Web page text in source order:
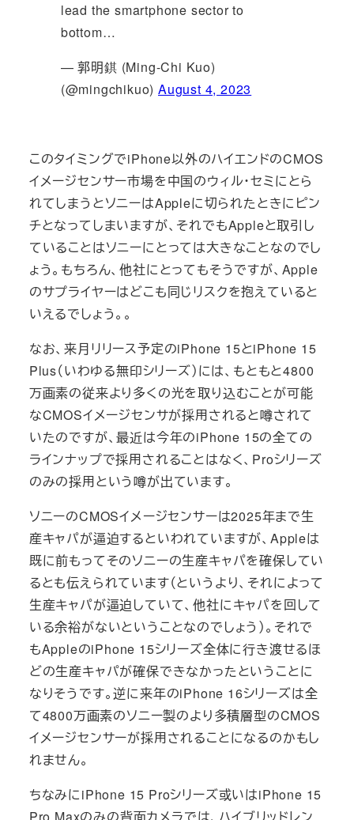
lead the smartphone sector to
bottom…
— 郭明錤 (Ming-Chi Kuo)
(@mingchikuo) August 4, 2023
このタイミングでiPhone以外のハイエンドのCMOS
イメージセンサー市場を中国のウィル・セミにとら
れてしまうとソニーはAppleに切られたときにピン
チとなってしまいますが、それでもAppleと取引し
ていることはソニーにとっては大きなことなのでし
ょう。もちろん、他社にとってもそうですが、Apple
のサプライヤーはどこも同じリスクを抱えていると
いえるでしょう。。
なお、来月リリース予定のiPhone 15とiPhone 15
Plus（いわゆる無印シリーズ）には、もともと4800
万画素の従来より多くの光を取り込むことが可能
なCMOSイメージセンサが採用されると噂されて
いたのですが、最近は今年のiPhone 15の全ての
ラインナップで採用されることはなく、Proシリーズ
のみの採用という噂が出ています。
ソニーのCMOSイメージセンサーは2025年まで生
産キャパが逼迫するといわれていますが、Appleは
既に前もってそのソニーの生産キャパを確保してい
るとも伝えられています（というより、それによって
生産キャパが逼迫していて、他社にキャパを回して
いる余裕がないということなのでしょう）。それで
もAppleのiPhone 15シリーズ全体に行き渡せるほ
どの生産キャパが確保できなかったということに
なりそうです。逆に来年のiPhone 16シリーズは全
て4800万画素のソニー製のより多積層型のCMOS
イメージセンサーが採用されることになるのかもし
れません。
ちなみにiPhone 15 Proシリーズ或いはiPhone 15